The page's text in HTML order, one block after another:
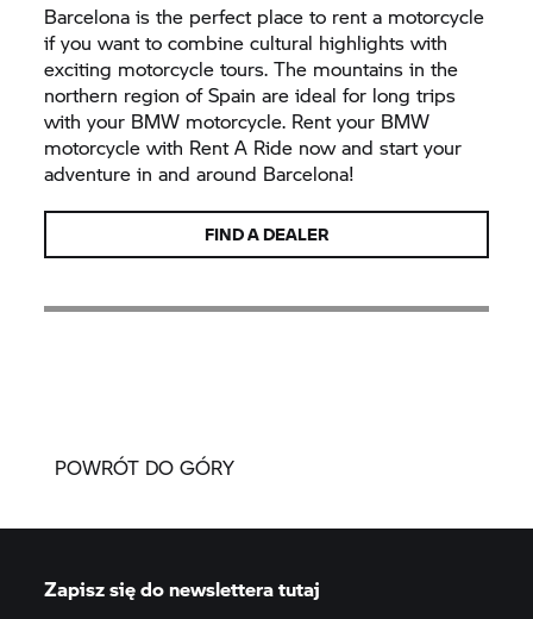
Barcelona is the perfect place to rent a motorcycle
if you want to combine cultural highlights with
exciting motorcycle tours. The mountains in the
northern region of Spain are ideal for long trips
with your BMW motorcycle. Rent your BMW
motorcycle with Rent A Ride now and start your
adventure in and around Barcelona!
FIND A DEALER
POWRÓT DO GÓRY
Zapisz się do newslettera tutaj